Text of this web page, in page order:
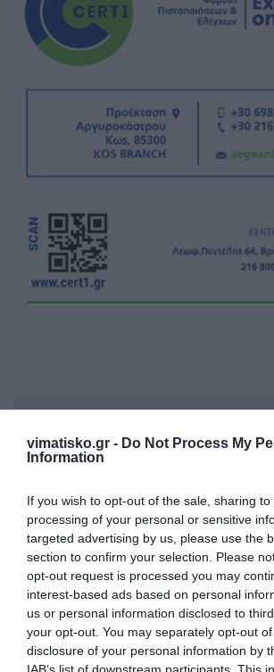
vimatisko.gr - Do Not Process My
Information
If you wish to opt-out of the sale, sharing
processing of your personal or sensitive
targeted advertising by us, please use the
section to confirm your selection. Please
opt-out request is processed you may
interest-based ads based on personal
us or personal information disclosed to
your opt-out. You may separately opt-out
disclosure of your personal information by
Η ανωνυμία είναι το καλύτερο
χυδαιότητας!
Σχόλια 0
Πρόσθεσε ένα σχόλιο
ΟΝΟΜΑ